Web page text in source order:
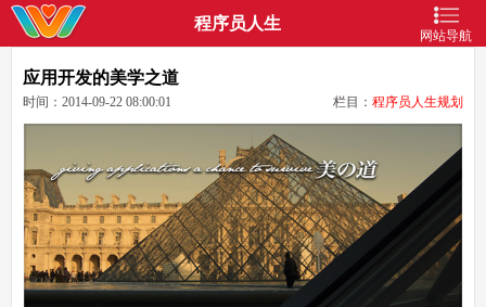
程序员人生
网站导航
应用开发的美学之道
栏目： 程序员人生规划
时间：2014-09-22 08:00:01